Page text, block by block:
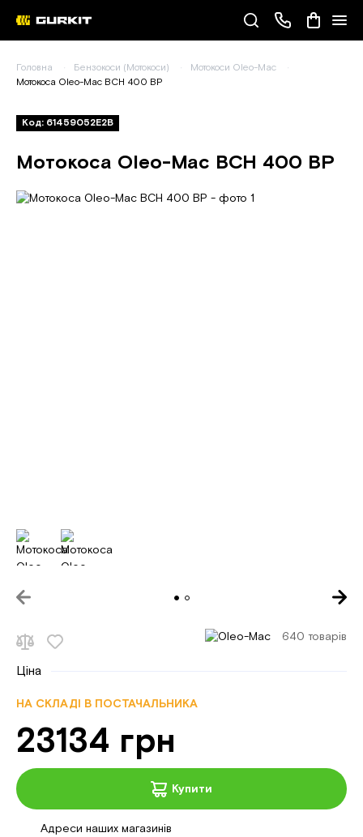
(093) 343-55-55
Головна Бензокоси (Мотокоси)
Мотокоси Oleo-Mac
Мотокоса Oleo-Mac BCH 400 BP
Код: 61459052E2B
Мотокоса Oleo-Mac BCH 400 BP
640 товарів
Ціна
НА СКЛАДІ В ПОСТАЧАЛЬНИКА
23134 грн
Купити
Адреси наших магазинів